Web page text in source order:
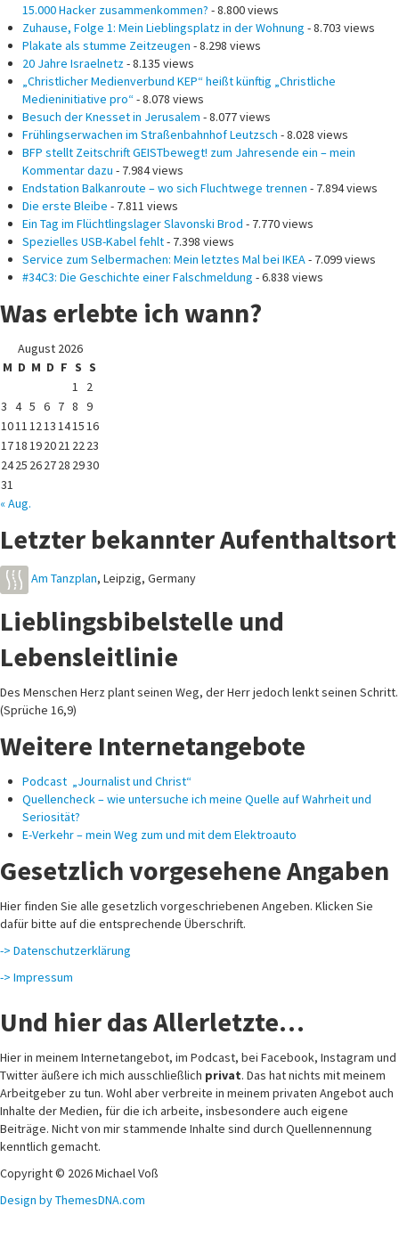
15.000 Hacker zusammenkommen? - 8.800 views
Zuhause, Folge 1: Mein Lieblingsplatz in der Wohnung - 8.703 views
Plakate als stumme Zeitzeugen - 8.298 views
20 Jahre Israelnetz- 8.135 views
„Christlicher Medienverbund KEP“ heißt künftig „Christliche
Medieninitiative pro“- 8.078 views
Besuch der Knesset in Jerusalem - 8.077 views
Frühlingserwachen im Straßenbahnhof Leutzsch - 8.028 views
BFP stellt Zeitschrift GEISTbewegt! zum Jahresende ein – mein
Kommentar dazu - 7.984 views
Endstation Balkanroute – wo sich Fluchtwege trennen - 7.894 views
Die erste Bleibe - 7.811 views
Ein Tag im Flüchtlingslager Slavonski Brod - 7.770 views
Spezielles USB-Kabel fehlt- 7.398 views
Service zum Selbermachen: Mein letztes Mal bei IKEA- 7.099 views
#34C3: Die Geschichte einer Falschmeldung - 6.838 views
Was erlebte ich wann?
August 2026
M D M D F S S
1
2
3 4 5 6 7 8 9
10111213141516
1718192021 2223
2425 262728 2930
31
« Aug.
Letzter bekannter Aufenthaltsort
Am Tanzplan, Leipzig, Germany
Lieblingsbibelstelle und
Lebensleitlinie
Des Menschen Herz plant seinen Weg, der Herr jedoch lenkt seinen Schritt.
(Sprüche 16,9)
Weitere Internetangebote
Podcast „Journalist und Christ“
Quellencheck – wie untersuche ich meine Quelle auf Wahrheit und
Seriosität?
E-Verkehr – mein Weg zum und mit dem Elektroauto
Gesetzlich vorgesehene Angaben
Hier finden Sie alle gesetzlich vorgeschriebenen Angeben. Klicken Sie
dafür bitte auf die entsprechende Überschrift.
-> Datenschutzerklärung
-> Impressum
Und hier das Allerletzte…
Hier in meinem Internetangebot, im Podcast, bei Facebook, Instagram und
Twitter äußere ich mich ausschließlich privat. Das hat nichts mit meinem
Arbeitgeber zu tun. Wohl aber verbreite in meinem privaten Angebot auch
Inhalte der Medien, für die ich arbeite, insbesondere auch eigene
Beiträge. Nicht von mir stammende Inhalte sind durch Quellennennung
kenntlich gemacht.
Copyright © 2026 Michael Voß
Design by ThemesDNA.com